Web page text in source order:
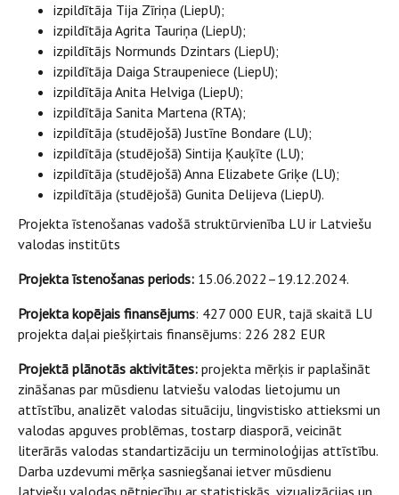
izpildītāja Tija Zīriņa (LiepU);
izpildītāja Agrita Tauriņa (LiepU);
izpildītājs Normunds Dzintars (LiepU);
izpildītāja Daiga Straupeniece (LiepU);
izpildītāja Anita Helviga (LiepU);
izpildītāja Sanita Martena (RTA);
izpildītāja (studējošā) Justīne Bondare (LU);
izpildītāja (studējošā) Sintija Ķauķīte (LU);
izpildītāja (studējošā) Anna Elizabete Griķe (LU);
izpildītāja (studējošā) Gunita Delijeva (LiepU).
Projekta īstenošanas vadošā struktūrvienība LU ir Latviešu
valodas institūts
Projekta īstenošanas periods: 15.06.2022–19.12.2024.
Projekta kopējais finansējums: 427 000 EUR, tajā skaitā LU
projekta daļai piešķirtais finansējums: 226 282 EUR
Projektā plānotās aktivitātes: projekta mērķis ir paplašināt
zināšanas par mūsdienu latviešu valodas lietojumu un
attīstību, analizēt valodas situāciju, lingvistisko attieksmi un
valodas apguves problēmas, tostarp diasporā, veicināt
literārās valodas standartizāciju un terminoloģijas attīstību.
Darba uzdevumi mērķa sasniegšanai ietver mūsdienu
latviešu valodas pētniecību ar statistiskās, vizualizācijas un